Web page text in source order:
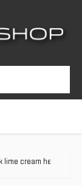
cream hemp